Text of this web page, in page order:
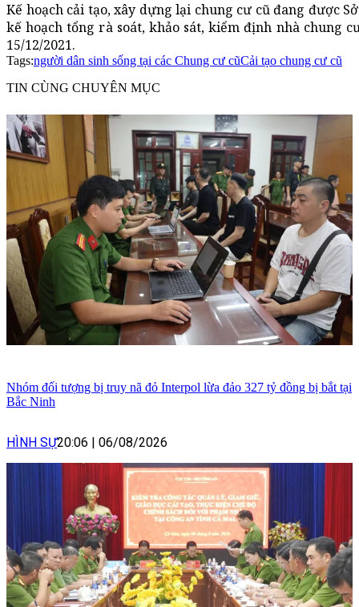
Kế hoạch cải tạo, xây dựng lại chung cư cũ đang được
kế hoạch tổng rà soát, khảo sát, kiểm định nhà chung
15/12/2021.
Tags:người dân sinh sống tại các Chung cư cũCải tạo chung cư cũ
TIN CÙNG CHUYÊN MỤC
Nhóm đối tượng bị truy nã đỏ Interpol lừa đảo 327 tỷ đồng bị bắt tại
Bắc Ninh
HÌNH SỰ20:06 06/08/2026